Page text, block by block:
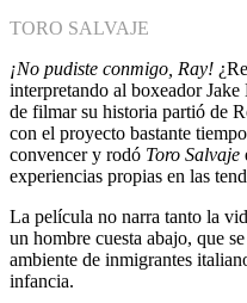
TORO SALVAJE
¡No pudiste conmigo, Ray!
interpretando al boxeador
de filmar su historia partió de
con el proyecto bastante
convencer y rodó Toro Salvaje
experiencias propias en las
La película no narra tanto la
un hombre cuesta abajo, que
ambiente de inmigrantes
infancia.